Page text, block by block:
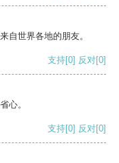
自世界各地的朋友。
支持[0] 反对[0]
心。
支持[0] 反对[0]